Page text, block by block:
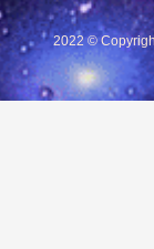
2022 ©